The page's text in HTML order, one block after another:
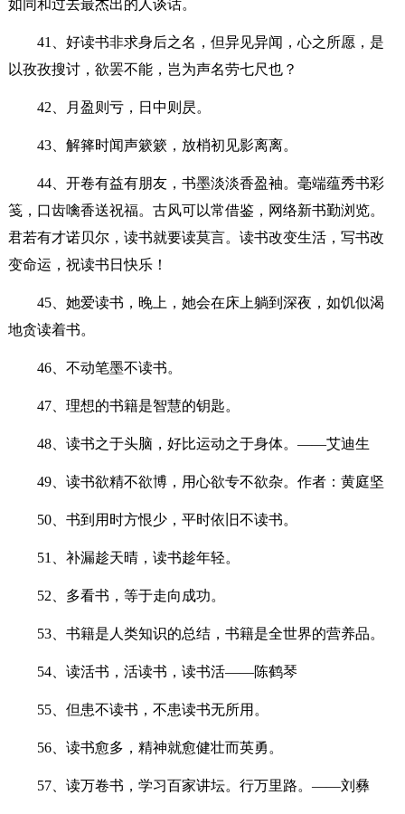
如同和过去最杰出的人谈话。
41、好读书非求身后之名，但异见异闻，心之所愿，是
以孜孜搜讨，欲罢不能，岂为声名劳七尺也？
42、月盈则亏，日中则昃。
43、解箨时闻声簌簌，放梢初见影离离。
44、开卷有益有朋友，书墨淡淡香盈袖。毫端蕴秀书彩
笺，口齿噙香送祝福。古风可以常借鉴，网络新书勤浏览。
君若有才诺贝尔，读书就要读莫言。读书改变生活，写书改
变命运，祝读书日快乐！
45、她爱读书，晚上，她会在床上躺到深夜，如饥似渴
地贪读着书。
46、不动笔墨不读书。
47、理想的书籍是智慧的钥匙。
48、读书之于头脑，好比运动之于身体。——艾迪生
49、读书欲精不欲博，用心欲专不欲杂。作者：黄庭坚
50、书到用时方恨少，平时依旧不读书。
51、补漏趁天晴，读书趁年轻。
52、多看书，等于走向成功。
53、书籍是人类知识的总结，书籍是全世界的营养品。
54、读活书，活读书，读书活——陈鹤琴
55、但患不读书，不患读书无所用。
56、读书愈多，精神就愈健壮而英勇。
57、读万卷书，学习百家讲坛。行万里路。——刘彝